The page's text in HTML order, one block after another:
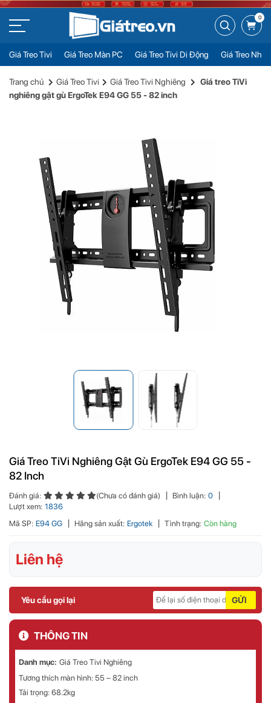
0
Giá Treo Tivi Giá Treo Màn PC Giá Treo Tivi Di Động
Giá Treo
Liên hệ
Đặt mua
Trang chủ Giá Treo Tivi Giá Treo Tivi Nghiêng
Giá treo TiVi
nghiêng gật gù ErgoTek E94 GG 55 - 82 inch
Giá Treo TiVi Nghiêng Gật Gù ErgoTek E94 GG 55 -
82 Inch
Đánh giá: (Chưa có đánh giá) Bình luận: 0
Lượt xem: 1836
Mã SP: E94 GG Hãng sản xuất: Ergotek Tình trạng: Còn hàng
Liên hệ
Yêu cầu gọi lại GỬI
THÔNG TIN
Danh mục: Giá Treo Tivi Nghiêng
Tương thích màn hình: 55 – 82 inch
Tải trọng: 68.2kg